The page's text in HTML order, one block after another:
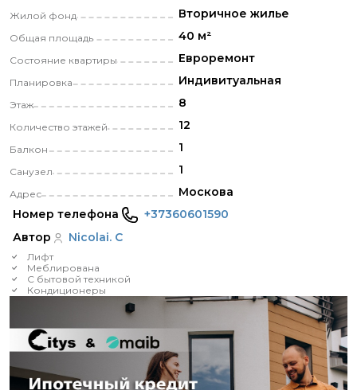
Жилой фонд Вторичное жилье
Общая площадь 40 м²
Состояние квартиры Eвроремонт
Планировка Индивитуальная
Этаж 8
Количество этажей 12
Балкон 1
Санузел 1
Адрес
Москова
Номер телефона
+37360601590
Автор
Nicolai. C
Лифт
Меблирована
С бытовой техникой
Кондиционеры